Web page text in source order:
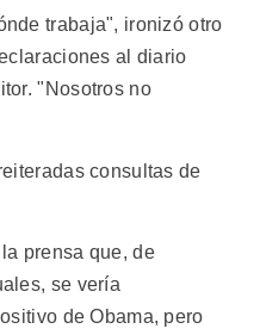
trabaja", ironizó otro
al diario
"Nosotros no
consultas de
prensa que, de
se vería
de Obama, pero